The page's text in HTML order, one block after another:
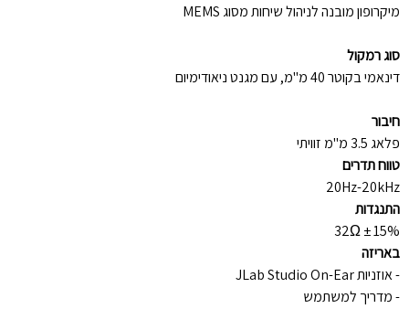
מיקרופון מובנה לניהול שיחות מסוג MEMS
סוג רמקול
דינאמי בקוטר 40 מ"מ, עם מגנט ניאודימיום
חיבור
פלאג 3.5 מ"מ זוויתי
טווח תדרים
20Hz-20kHz
התנגדות
32Ω ± 15%
באריזה
- אוזניות JLab Studio On-Ear
- מדריך למשתמש